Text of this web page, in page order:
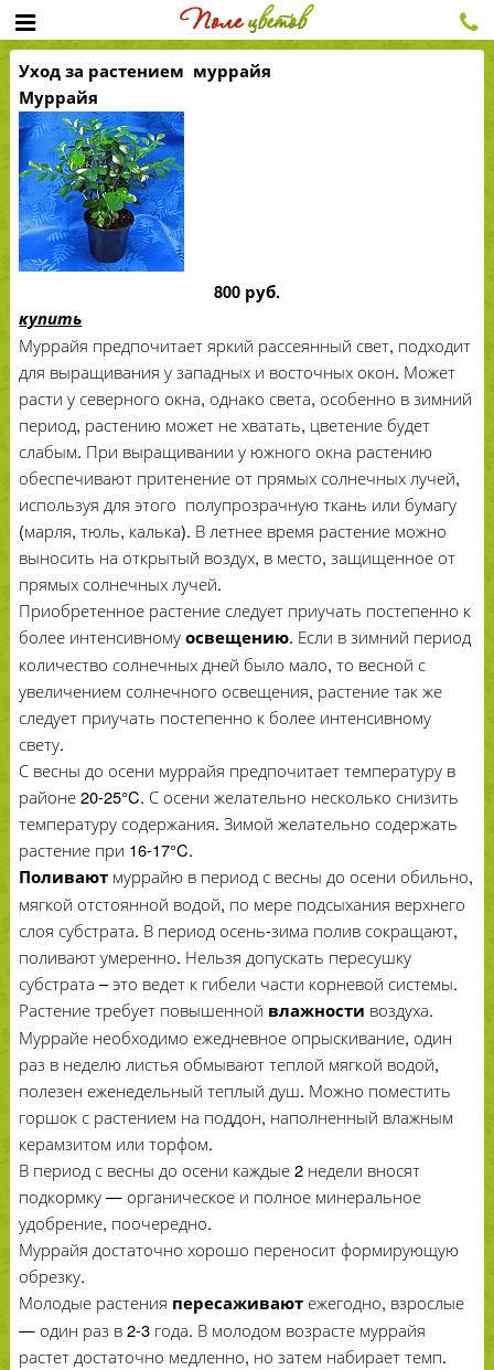
Уход за растением муррайя
Муррайя
800 руб.
купить
Муррайя предпочитает яркий рассеянный свет, подходит
для выращивания у западных и восточных окон. Может
расти у северного окна, однако света, особенно в зимний
период, растению может не хватать, цветение будет
слабым. При выращивании у южного окна растению
обеспечивают притенение от прямых солнечных лучей,
используя для этого полупрозрачную ткань или бумагу
(марля, тюль, калька). В летнее время растение можно
выносить на открытый воздух, в место, защищенное от
прямых солнечных лучей.
Приобретенное растение следует приучать постепенно к
более интенсивномуосвещению. Если в зимний период
количество солнечных дней было мало, то весной с
увеличением солнечного освещения, растение так же
следует приучать постепенно к более интенсивному
свету.
С весны до осени муррайя предпочитает температуру в
районе 20-25°C. С осени желательно несколько снизить
температуру содержания. Зимой желательно содержать
растение при 16-17°C.
Поливают муррайю в период с весны до осени обильно,
мягкой отстоянной водой, по мере подсыхания верхнего
слоя субстрата. В период осень-зима полив сокращают,
поливают умеренно. Нельзя допускать пересушку
субстрата – это ведет к гибели части корневой системы.
Растение требует повышенной влажности воздуха.
Муррайе необходимо ежедневное опрыскивание, один
раз в неделю листья обмывают теплой мягкой водой,
полезен еженедельный теплый душ. Можно поместить
горшок с растением на поддон, наполненный влажным
керамзитом или торфом.
В период с весны до осени каждые 2 недели вносят
подкормку — органическое и полное минеральное
удобрение, поочередно.
Муррайя достаточно хорошо переносит формирующую
обрезку.
Молодые растения пересаживают ежегодно, взрослые
— один раз в 2-3 года. В молодом возрасте муррайя
растет достаточно медленно, но затем набирает темп.